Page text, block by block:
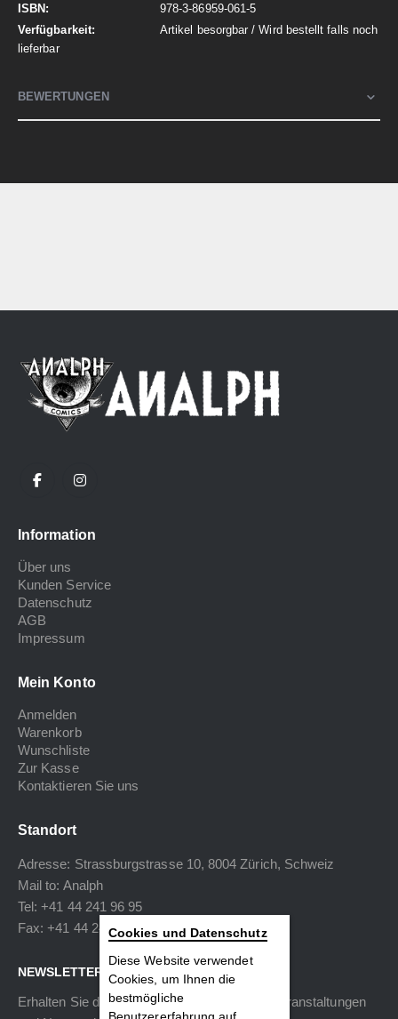
978-3-86959-061-5
Artikel besorgbar / Wird bestellt falls noch
lieferbar
BEWERTUNGEN
Information
Über uns
Kunden Service
Datenschutz
AGB
Impressum
Mein Konto
Anmelden
Warenkorb
Wunschliste
Zur Kasse
Kontaktieren Sie uns
Standort
Adresse: Strassburgstrasse 10, 8004 Zürich, Schweiz
Mail to: Analph
Tel: +41 44 241 96 95
Fax: +41 44 240 34 40
NEWSLETTER
Erhalten Sie die neuesten Informationen zu Veranstaltungen
Cookies und Datenschutz
Diese Website verwendet
Cookies, um Ihnen die
bestmögliche